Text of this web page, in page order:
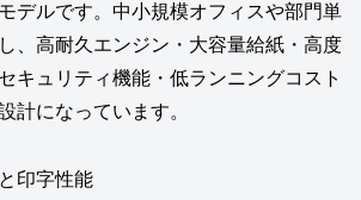
デルです。中小規模オフィスや部門単
、高耐久エンジン・大容量給紙・高度
キュリティ機能・低ランニングコスト
計になっています。
印字性能